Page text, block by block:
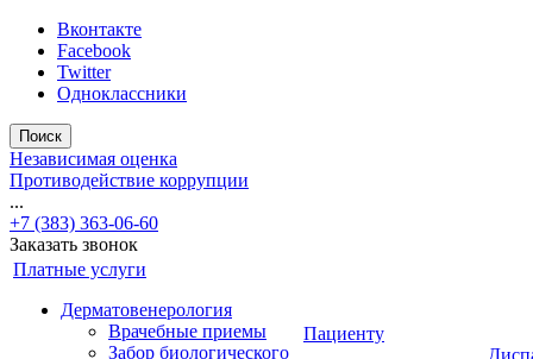
Вконтакте
Facebook
Twitter
Одноклассники
Поиск
Независимая оценка
Противодействие коррупции
...
+7 (383) 363-06-60
Заказать звонок
Платные услуги
Дерматовенерология
Врачебные приемы
Забор биологического
Пациенту